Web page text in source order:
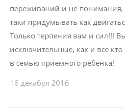
переживаний и не понимания,
таки придумывать как
Только терпения вам и сил!!!
исключительные, как и все кто
в семью приемного ребёнка!
16 декабря 2016